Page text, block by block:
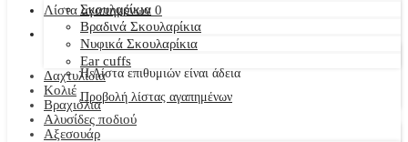
Λίστα αγαπημένων 0
Η Λίστα επιθυμιών είναι άδεια
Προβολή λίστας αγαπημένων
Σκουλαρίκια
Βραδινά Σκουλαρίκια
Νυφικά Σκουλαρίκια
Ear cuffs
Δαχτυλίδια
Κολιέ
Βραχιόλια
Αλυσίδες ποδιού
Αξεσουάρ